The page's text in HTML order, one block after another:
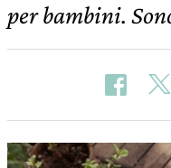
per bambini.